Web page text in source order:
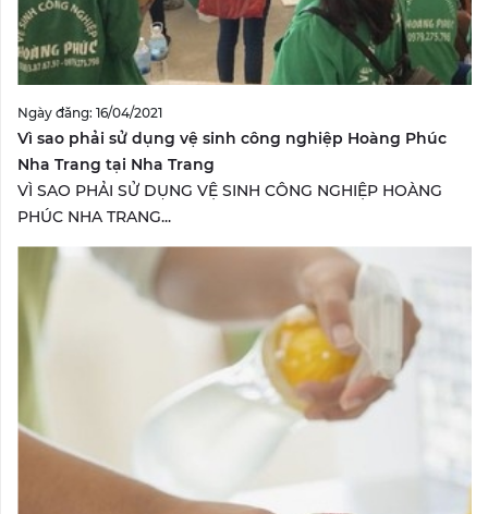
Ngày đăng: 16/04/2021
Vì sao phải sử dụng vệ sinh công nghiệp Hoàng Phúc
Nha Trang tại Nha Trang
VÌ SAO PHẢI SỬ DỤNG VỆ SINH CÔNG NGHIỆP HOÀNG
PHÚC NHA TRANG...